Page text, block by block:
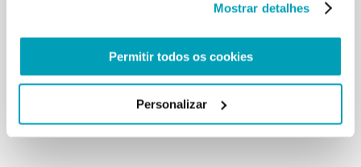
Mostrar detalhes
Permitir todos os cookies
Personalizar
que esta abertura possa dar alívio à população
ao diálogo e à paz tão
desejada.
Voltar aos resultados